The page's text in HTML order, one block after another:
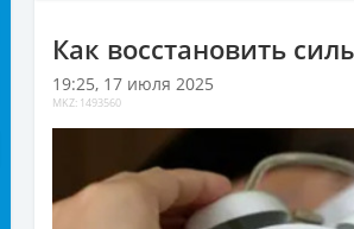
Как восстановить
19:25, 17 июля 2025
MKZ: 1493560